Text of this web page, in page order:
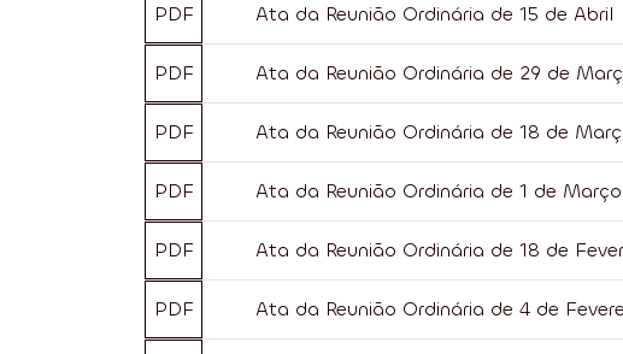
PDF Ata da Reunião Ordinária de 15 de Abril
PDF Ata da Reunião Ordinária de 29 de
PDF Ata da Reunião Ordinária de 18 de
PDF Ata da Reunião Ordinária de 1 de Março
PDF Ata da Reunião Ordinária de 18 de
PDF Ata da Reunião Ordinária de 4 de